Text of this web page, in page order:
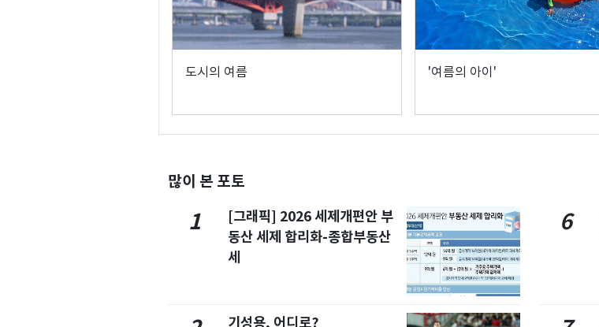
도시의 여름 '여름의 아이'
많이 본 포토
1
[그래픽] 2026 세제개편안 부
동산 세제 합리화-종합부동산
세
기성용, 어디로?
6